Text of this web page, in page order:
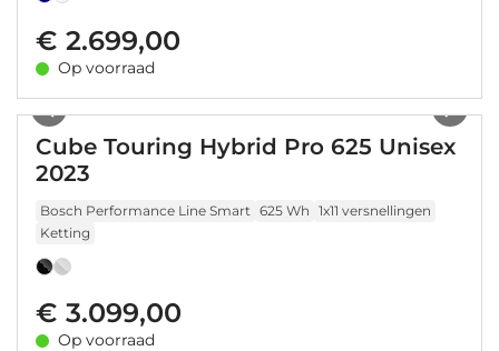
€ 2.699,00
Op voorraad
Cube Touring Hybrid Pro 625 Unisex
2023
Bosch Performance Line Smart 625 Wh 1x11 versnellingen
Ketting
€ 3.099,00
Op voorraad